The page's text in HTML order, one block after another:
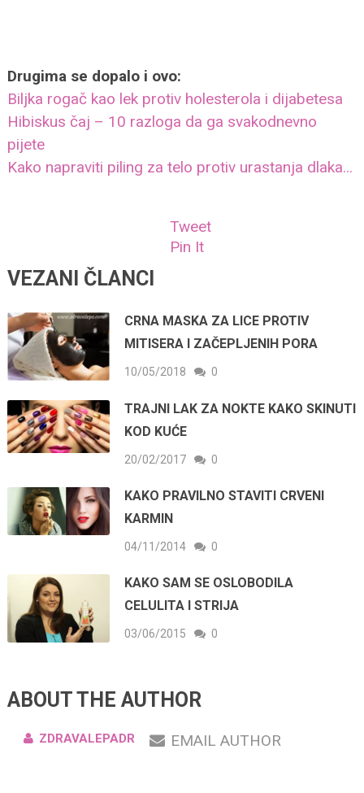
Drugima se dopalo i ovo:
Biljka rogač kao lek protiv holesterola i dijabetesa
Hibiskus čaj – 10 razloga da ga svakodnevno
pijete
Kako napraviti piling za telo protiv urastanja dlaka…
Tweet
Pin It
VEZANI ČLANCI
CRNA MASKA ZA LICE PROTIV
MITISERA I ZAČEPLJENIH PORA
10/05/2018 0
TRAJNI LAK ZA NOKTE KAKO SKINUTI
KOD KUĆE
20/02/2017 0
KAKO PRAVILNO STAVITI CRVENI
KARMIN
04/11/2014 0
KAKO SAM SE OSLOBODILA
CELULITA I STRIJA
03/06/2015 0
ABOUT THE AUTHOR
ZDRAVALEPADR EMAIL AUTHOR